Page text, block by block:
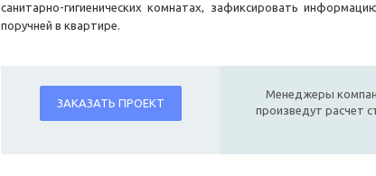
санитарно-гигиенических комнатах, зафиксировать
поручней в квартире.
ЗАКАЗАТЬ ПРОЕКТ
Менеджеры
произведут расчет